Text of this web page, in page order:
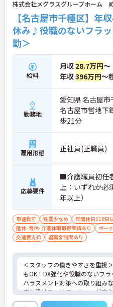
ご興味のある方には、面接対策
詳細をお話ししますのでお気軽
株式会社メグラスグループホーム
【名古屋市千種区】
休み♪役職のないフラ
勤＞
給料
月収 28.7万円～
年収396万円～
勤務地
愛知県 名古屋
名古屋市営地下
歩21分
雇用形態 正社員(正職員)
応募要件
■介護職員初任
上：いずれか
年以上）
車通勤可 残業少なめ 年間休日110日
産休･育休･介護休暇取得実績あり
ボー
交通費支給
退職金制度あり
＜スタッフの働きやすさを重視
もOK！DX強化や役職のないフラ
ハラスメント対策への取り組み
度を設けることでスタッフが安
くりに取り組まれています。